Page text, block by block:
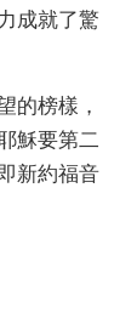
成就了驚
的榜樣，
穌要第二
新約福音